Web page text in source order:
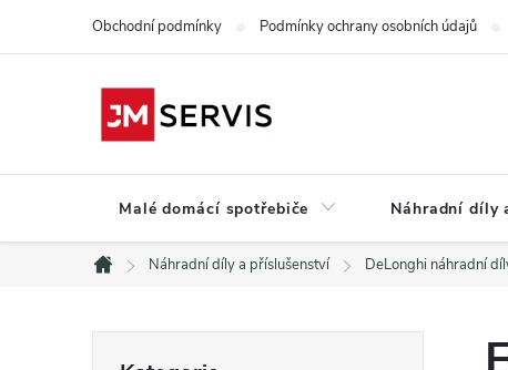
Obchodní podmínky Podmínky ochrany osobních údajů
Malé domácí spotřebiče Náhradní díly
Domů
Náhradní díly a příslušenství DeLonghi náhradní